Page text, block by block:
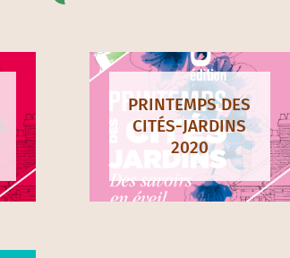
PRINTEMPS DES
CITÉS-JARDINS
2020